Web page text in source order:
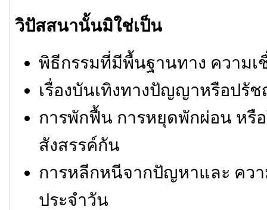
วิปัสสนานั้นมิใช่เป็น
พิธีกรรมที่มีพื้นฐานทาง ความเ
เรื่องบันเทิงทางปัญญาหรือปรั
การพักฟื้น การหยุดพักผ่อน หรื
สังสรรค์กัน
การหลีกหนีจากปัญหาและ คว
ประจำวัน